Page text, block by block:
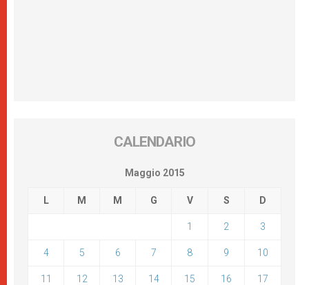
CALENDARIO
Maggio 2015
L M M G V S D
1 2 3
4 5 6 7 8 9 10
11 12 13 14 15 16 17